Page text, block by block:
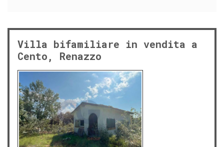
Villa bifamiliare in vendita a
Cento, Renazzo